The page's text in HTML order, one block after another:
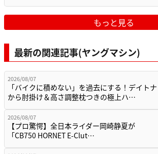
もっと見る
最新の関連記事(ヤングマシン)
2026/08/07
「バイクに積めない」を過去にする！デイトナ
から肘掛け＆高さ調整枕つきの極上ハ…
2026/08/07
【プロ驚愕】全日本ライダー岡崎静夏が
「CB750 HORNET E-Clut…